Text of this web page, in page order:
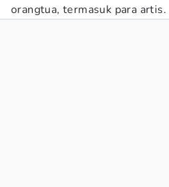
orangtua, termasuk para artis.